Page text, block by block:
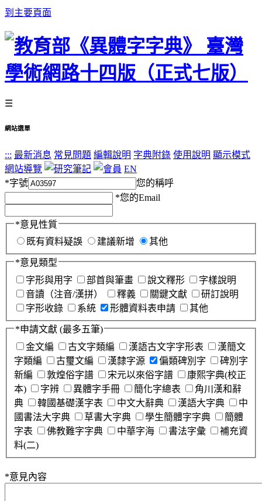
到主要頁面
☰
網站選單
::: 最新消息 常見問題 編輯說明 字典附錄 使用說明 顯示模式
網站導覽
EN
*字號
您的稱呼
*您的Email
*意見性質
既有資料疑誤
建議新增 其他
*意見類型
字形與用字
部首與筆畫 說文釋形
字樣說明
音讀（注音/漢拼）
釋義 關鍵文獻
研訂說明
字形收錄
系統 形體資料表申請 其他
*申請文獻 (最多五筆)
金文編
古文字類編 漢語古文字字形表
漢簡文
字類編
古璽文編 漢隸字源 偏類碑別字
碑別字
新編
敦煌俗字譜 宋元以來俗字譜
康熙字典(校正
本)
字辨 異體字手冊 簡化字總表
角川漢和辭
典
韓國基礎漢字表 中文大辭典 漢語大字典
中
國書法大字典
草書大字典 學生簡體字字典
簡體
字表
佛教難字字典 中華字海 書法字彙
補充資
料(二)
*意見內容